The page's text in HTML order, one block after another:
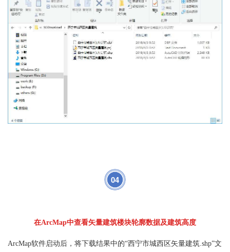
04
在ArcMap中查看矢量建筑楼块轮廓数据及建筑高度
ArcMap软件启动后，将下载结果中的“西宁市城西区矢量建筑.shp”文